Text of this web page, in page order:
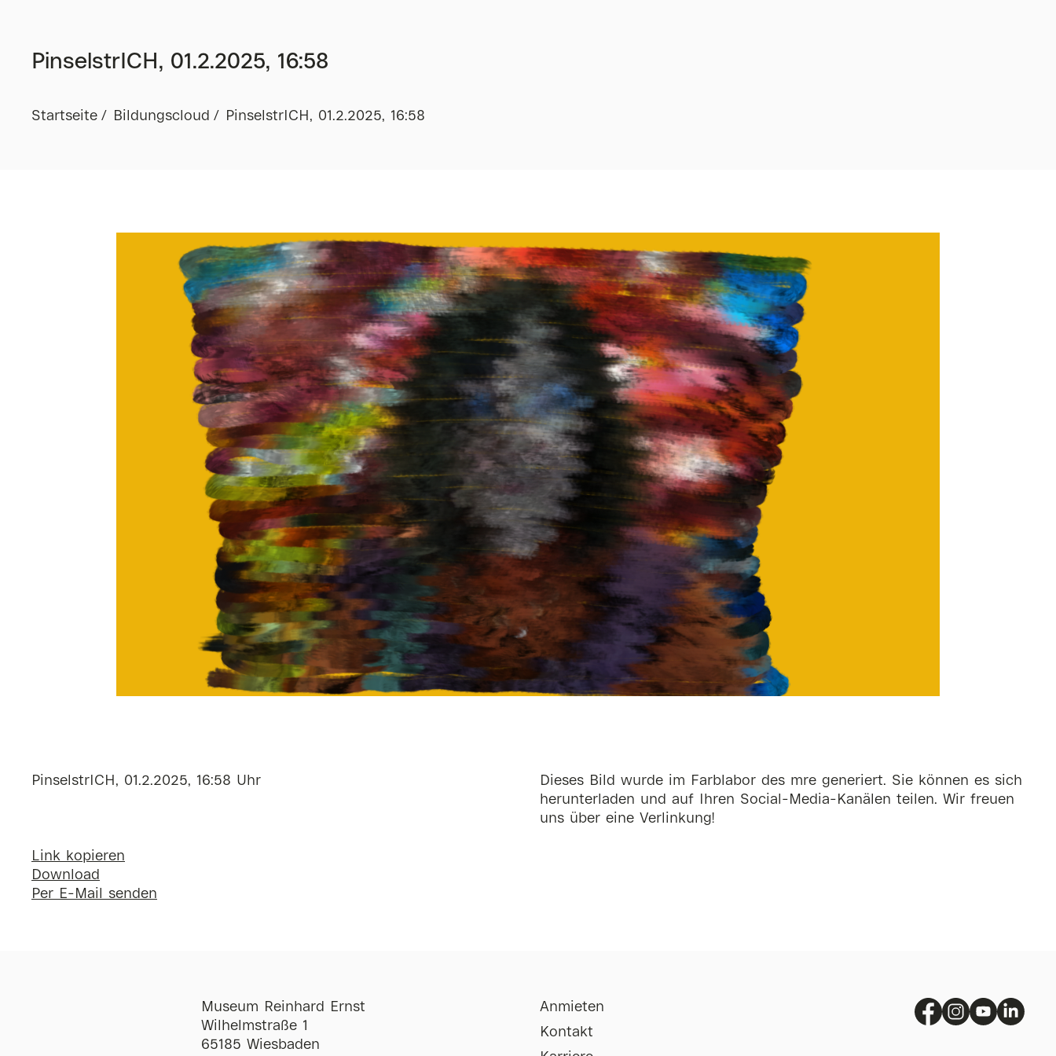
PinselstrICH, 01.2.2025, 16:58
Startseite Bildungscloud PinselstrICH, 01.2.2025, 16:58
PinselstrICH, 01.2.2025, 16:58 Uhr
Link kopieren
Download
Per E-Mail senden
Dieses Bild wurde im Farblabor des mre generiert. Sie können es sich
herunterladen und auf Ihren Social-Media-Kanälen teilen. Wir freuen
uns über eine Verlinkung!
Museum Reinhard Ernst
Wilhelmstraße 1
65185 Wiesbaden
Anmieten
Kontakt